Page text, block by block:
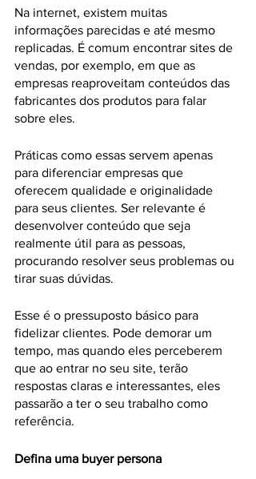
Na internet, existem muitas
informações parecidas e até mesmo
replicadas. É comum encontrar sites de
vendas, por exemplo, em que as
empresas reaproveitam conteúdos das
fabricantes dos produtos para falar
sobre eles.
Práticas como essas servem apenas
para diferenciar empresas que
oferecem qualidade e originalidade
para seus clientes. Ser relevante é
desenvolver conteúdo que seja
realmente útil para as pessoas,
procurando resolver seus problemas ou
tirar suas dúvidas.
Esse é o pressuposto básico para
fidelizar clientes. Pode demorar um
tempo, mas quando eles perceberem
que ao entrar no seu site, terão
respostas claras e interessantes, eles
passarão a ter o seu trabalho como
referência.
Defina uma buyer persona